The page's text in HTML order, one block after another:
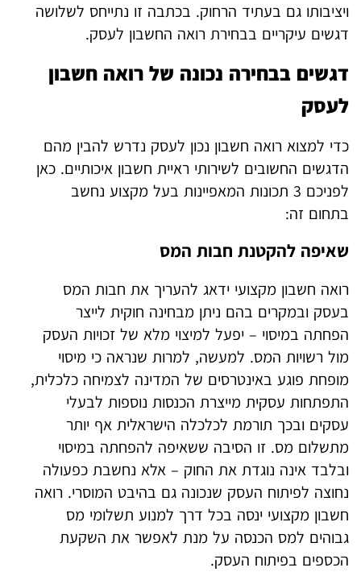
ויציבותו גם בעתיד הרחוק. בכתבה זו נתייחס לשלושה
דגשים עיקריים בבחירת רואה החשבון לעסק.
דגשים בבחירה נכונה של רואה חשבון
לעסק
כדי למצוא רואה חשבון נכון לעסק נדרש להבין מהם
הדגשים החשובים לשירותי ראיית חשבון איכותיים. כאן
לפניכם 3 תכונות המאפיינות בעל מקצוע נחשב
בתחום זה:
שאיפה להקטנת חבות המס
רואה חשבון מקצועי ידאג להעריך את חבות המס
בעסק ובמקרים בהם ניתן מבחינה חוקית לייצר
הפחתה במיסוי – יפעל למיצוי מלא של זכויות העסק
מול רשויות המס. למעשה, למרות שנראה כי מיסוי
מופחת פוגע באינטרסים של המדינה לצמיחה כלכלית,
התפתחות עסקית מייצרת הכנסות נוספות לבעלי
עסקים ובכך תורמת לכלכלה הישראלית אף יותר
מתשלום מס. זו הסיבה ששאיפה להפחתה במיסוי
ובלבד אינה נוגדת את החוק – אלא נחשבת כפעולה
נחוצה לפיתוח העסק שנכונה גם בהיבט המוסרי. רואה
חשבון מקצועי ינסה בכל דרך למנוע תשלומי מס
גבוהים למס הכנסה על מנת לאפשר את השקעת
הכספים בפיתוח העסק.